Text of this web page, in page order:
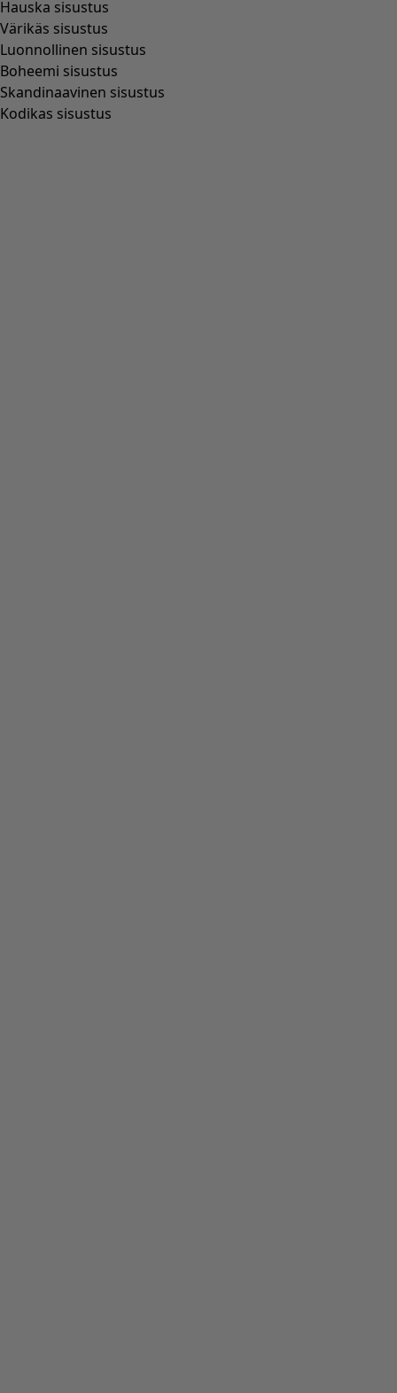
Hauska sisustus
Värikäs sisustus
Luonnollinen sisustus
Boheemi sisustus
Skandinaavinen sisustus
Kodikas sisustus